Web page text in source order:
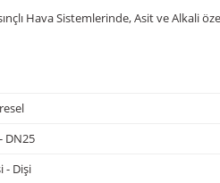
Hava Sistemlerinde, Asit ve Alkali
DN25
- Dişi